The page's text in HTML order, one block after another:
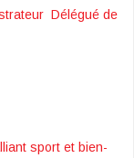
Délégué de
sport et bien-